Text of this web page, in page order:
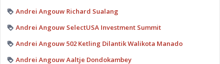
Andrei Angouw Richard Sualang
Andrei Angouw SelectUSA Investment Summit
Andrei Angouw 502 Ketling Dilantik Walikota Manado
Andrei Angouw Aaltje Dondokambey